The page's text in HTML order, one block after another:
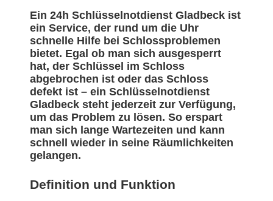
Ein 24h Schlüsselnotdienst Gladbeck ist
ein Service, der rund um die Uhr
schnelle Hilfe bei Schlossproblemen
bietet. Egal ob man sich ausgesperrt
hat, der Schlüssel im Schloss
abgebrochen ist oder das Schloss
defekt ist – ein Schlüsselnotdienst
Gladbeck steht jederzeit zur Verfügung,
um das Problem zu lösen. So erspart
man sich lange Wartezeiten und kann
schnell wieder in seine Räumlichkeiten
gelangen.
Definition und Funktion